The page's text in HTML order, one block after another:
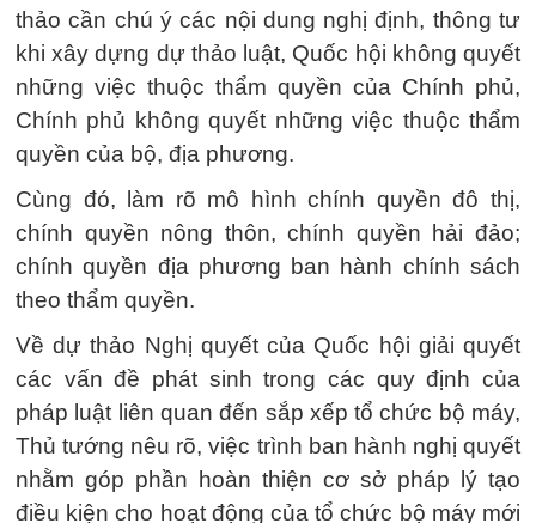
thảo cần chú ý các nội dung nghị định, thông tư
khi xây dựng dự thảo luật, Quốc hội không quyết
những việc thuộc thẩm quyền của Chính phủ,
Chính phủ không quyết những việc thuộc thẩm
quyền của bộ, địa phương.
Cùng đó, làm rõ mô hình chính quyền đô thị,
chính quyền nông thôn, chính quyền hải đảo;
chính quyền địa phương ban hành chính sách
theo thẩm quyền.
Về dự thảo Nghị quyết của Quốc hội giải quyết
các vấn đề phát sinh trong các quy định của
pháp luật liên quan đến sắp xếp tổ chức bộ máy,
Thủ tướng nêu rõ, việc trình ban hành nghị quyết
nhằm góp phần hoàn thiện cơ sở pháp lý tạo
điều kiện cho hoạt động của tổ chức bộ máy mới